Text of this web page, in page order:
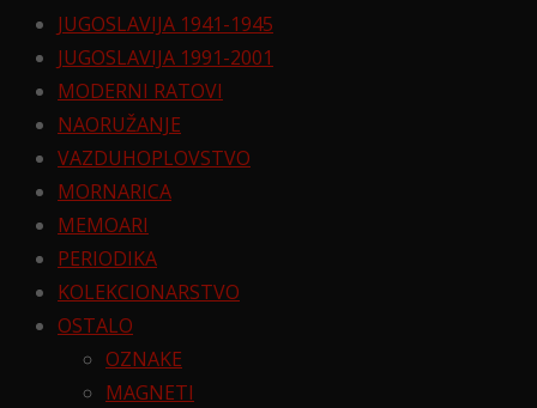
JUGOSLAVIJA 1941-1945
JUGOSLAVIJA 1991-2001
MODERNI RATOVI
NAORUŽANJE
VAZDUHOPLOVSTVO
MORNARICA
MEMOARI
PERIODIKA
KOLEKCIONARSTVO
OSTALO
OZNAKE
MAGNETI